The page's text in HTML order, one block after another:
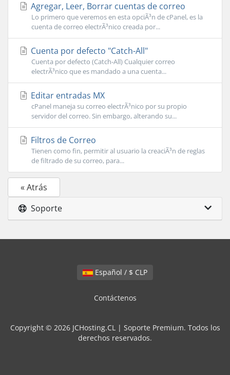
Agregar, Leer, Borrar cuentas de correo
Lo primero que veremos en esta opciÃ³n de cPanel, es la
cuenta de correo electrÃ³nico creada por...
Cuenta por defecto "Catch-All"
Cuenta por defecto (Catch-All) Cualquier correo
electrÃ³nico que es mandado a una cuenta...
Editar entradas MX
cPanel maneja su correo electrÃ³nico por su propio
servidor del correo. Sin embargo, alterando su...
Filtros de Correo
Tienen como fin, permitir al usuario la creaciÃ³n de reglas
de filtrado de su correo, para...
« Atrás
Soporte
Español / $ CLP
Contáctenos
Copyright © 2026 JCHosting.CL | Soporte Premium. Todos los
derechos reservados.